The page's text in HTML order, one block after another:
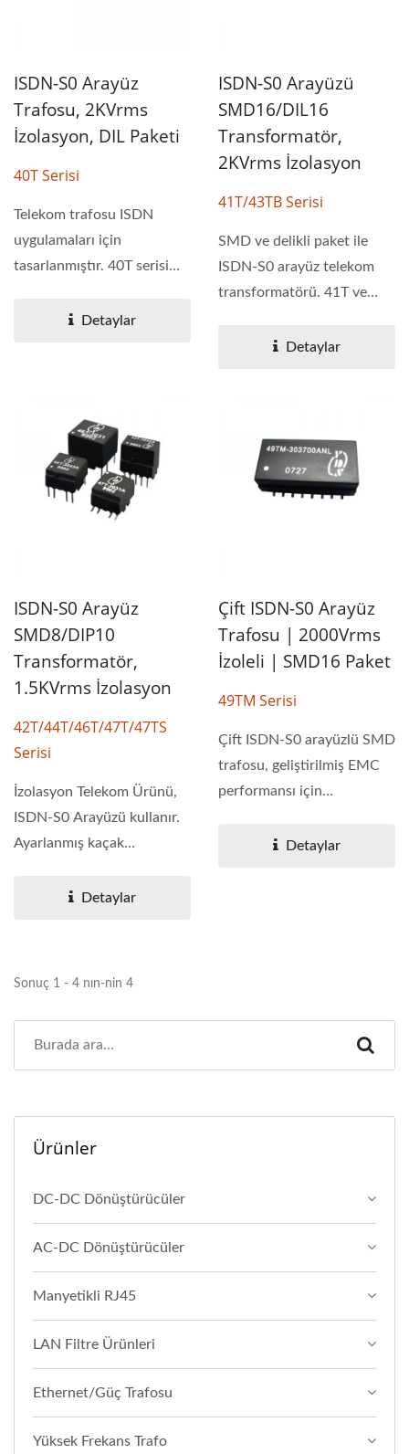
ISDN-S0 Arayüz
Trafosu, 2KVrms
İzolasyon, DIL Paketi
40T Serisi
Telekom trafosu ISDN
uygulamaları için
tasarlanmıştır. 40T serisi
Detaylar
ISDN-S0 Arayüzü
SMD16/DIL16
Transformatör,
2KVrms İzolasyon
41T/43TB Serisi
SMD ve delikli paket ile
ISDN-S0 arayüz telekom
transformatörü. 41T ve
Detaylar
ISDN-S0 Arayüz
SMD8/DIP10
Transformatör,
1.5KVrms İzolasyon
42T/44T/46T/47T/47TS
Serisi
İzolasyon Telekom Ürünü,
ISDN-S0 Arayüzü kullanır.
Ayarlanmış kaçak
Detaylar
Çift ISDN-S0 Arayüz
Trafosu | 2000Vrms
İzoleli | SMD16 Paket
49TM Serisi
Çift ISDN-S0 arayüzlü SMD
trafosu, geliştirilmiş EMC
performansı için
Detaylar
Sonuç 1 - 4 nın-nin 4
Ürünler
DC-DC Dönüştürücüler
AC-DC Dönüştürücüler
Manyetikli RJ45
LAN Filtre Ürünleri
Ethernet/Güç Trafosu
Yüksek Frekans Trafo